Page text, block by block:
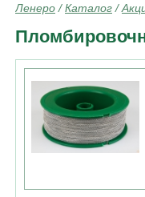
Ленеро /Каталог /